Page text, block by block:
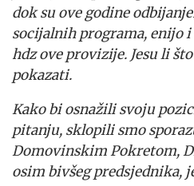
dok su ove godine
socijalnih programa, enijo
hdz ove provizije. Jesu li
pokazati.
Kako bi osnažili svoju
pitanju, sklopili smo
Domovinskim Pokretom,
osim bivšeg predsjednika,